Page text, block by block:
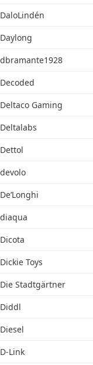
DaloLindén
Daylong
dbramante1928
Decoded
Deltaco Gaming
Deltalabs
Dettol
devolo
De’Longhi
diaqua
Dicota
Dickie Toys
Die Stadtgärtner
Diddl
Diesel
D-Link